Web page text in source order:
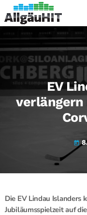
EV
verlängern
today
Die EV Lindau Islanders
Jubiläumsspielzeit auf